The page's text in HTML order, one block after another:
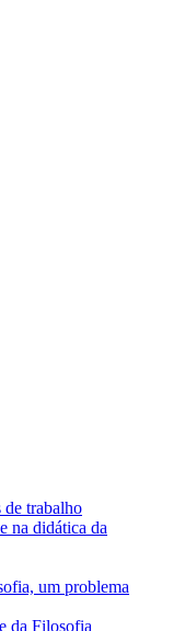
de trabalho
na didática da
um problema
da Filosofia